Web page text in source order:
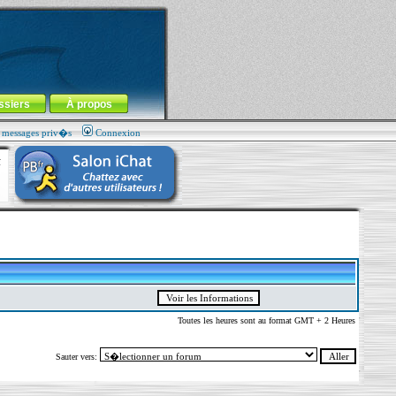
À propos
priv�s Connexion
Toutes les heures sont au format GMT + 2 Heures
Sauter vers: